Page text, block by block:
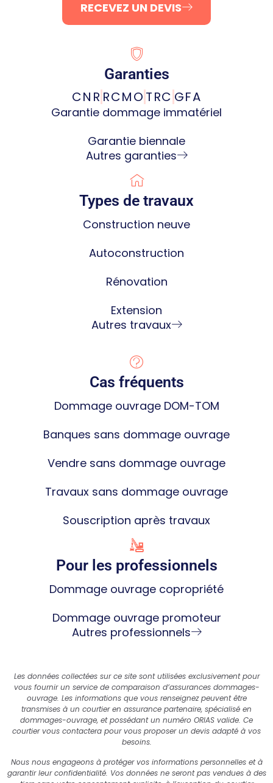
RECEVEZ UN DEVIS
Garanties
CNR RCMO TRC GFA
Garantie dommage immatériel
Garantie biennale
Autres garanties
Types de travaux
Construction neuve
Autoconstruction
Rénovation
Extension
Autres travaux
Cas fréquents
Dommage ouvrage DOM-TOM
Banques sans dommage ouvrage
Vendre sans dommage ouvrage
Travaux sans dommage ouvrage
Souscription après travaux
Pour les professionnels
Dommage ouvrage copropriété
Dommage ouvrage promoteur
Autres professionnels
Les données collectées sur ce site sont utilisées exclusivement pour
vous fournir un service de comparaison d’assurances dommages-
ouvrage. Les informations que vous renseignez peuvent être
transmises à un courtier en assurance partenaire, spécialisé en
dommages-ouvrage, et possédant un numéro ORIAS valide. Ce
courtier vous contactera pour vous proposer un devis adapté à vos
besoins.
Nous nous engageons à protéger vos informations personnelles et à
garantir leur confidentialité. Vos données ne seront pas vendues à des